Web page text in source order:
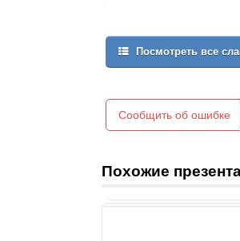
Посмотреть все
Сообщить об ошибке
Похожие